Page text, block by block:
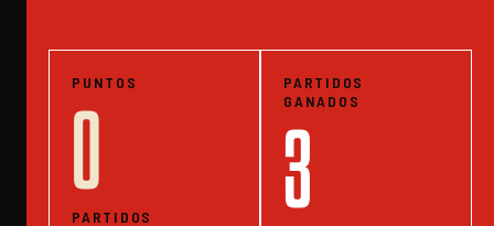
PUNTOS
0
PARTIDOS
PARTIDOS
GANADOS
3